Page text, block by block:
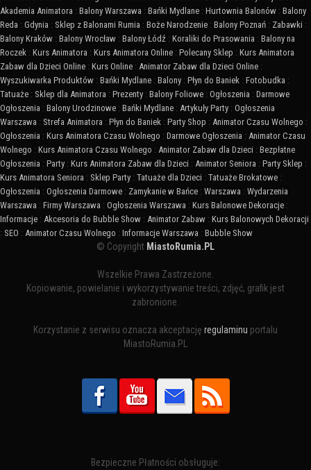
Akademia Animatora : Balony Warszawa : Bańki Mydlane : Hurtownia Balonów : Balony
Reda : Gdynia : Sklep z Balonami Rumia : Boże Narodzenie : Balony Poznań : Zabawki :
Balony Kraków : Balony Wrocław : Balony Łódź : Koraliki do Prasowania : Balony na
Roczek : Kurs Animatora : Kurs Animatora Online : Polecany Sklep : Kurs Animatora
Zabaw dla Dzieci Online : Kurs Online : Animator Zabaw dla Dzieci Online :
Wyszukiwarka Produktów : Bańki Mydlane : Balony : Płyn do Baniek : Fotobudka :
Tatuaże : Sklep dla Animatora : Prezenty : Balony Foliowe : Ogłoszenia : Darmowe
Ogłoszenia : Balony Urodzinowe : Bańki Mydlane : Artykuły Party : Ogłoszenia
Warszawa : Strefa Animatora : Płyn do Baniek : Party Shop : Animator Czasu Wolnego :
Ogłoszenia : Kurs Animatora Czasu Wolnego : Darmowe Ogłoszenia : Animator Czasu
Wolnego : Kurs Animatora Czasu Wolnego : Animator Zabaw dla Dzieci : Bezpłatne
Ogłoszenia : Party : Kurs Animatora Zabaw dla Dzieci : Animator Seniora : Party Sklep :
Kurs Animatora Seniora : Sklep Party : Tatuaże dla Dzieci : Tatuaże Brokatowe :
Ogłoszenia : Ogłoszenia Darmowe : Zamykanie w Bańce : Warszawa : Wydarzenia
Warszawa : Firmy Warszawa : Ogłoszenia Warszawa : Kurs Balonowe Dekoracje :
Informacje : Akcesoria do Bubble Show : Animator Zabaw : Kurs Balonowych Dekoracji
: SEO : Animator Czasu Wolnego : Informacje Warszawa : Bubble Show
© Copyright MiastoRumia.PL
Wszelkie Prawa Zastrzeżone.
Kopiowanie, powielanie i wykorzystywanie treści, zdjęć, grafik jest
zabronione.
Korzystanie z serwisu oznacza akceptację regulaminu portalu
MiastoRumia.PL
Bezpieczne Płatności obsługuje: